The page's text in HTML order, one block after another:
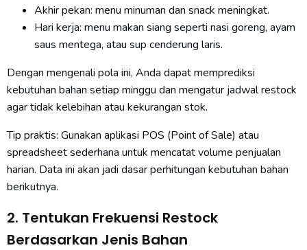
Akhir pekan: menu minuman dan snack meningkat.
Hari kerja: menu makan siang seperti nasi goreng, ayam
saus mentega, atau sup cenderung laris.
Dengan mengenali pola ini, Anda dapat memprediksi
kebutuhan bahan setiap minggu dan mengatur jadwal restock
agar tidak kelebihan atau kekurangan stok.
Tip praktis: Gunakan aplikasi POS (Point of Sale) atau
spreadsheet sederhana untuk mencatat volume penjualan
harian. Data ini akan jadi dasar perhitungan kebutuhan bahan
berikutnya.
2. Tentukan Frekuensi Restock
Berdasarkan Jenis Bahan